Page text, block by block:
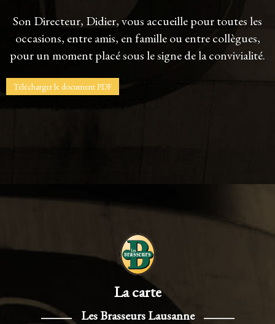
Son Directeur, Didier, vous accueille pour toutes les
occasions, entre amis, en famille ou entre collègues,
pour un moment placé sous le signe de la convivialité.
Télécharger le document PDF
La carte
Les Brasseurs Lausanne